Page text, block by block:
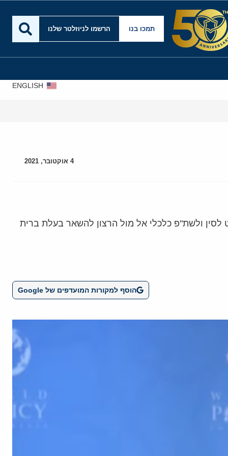
תמכו בנו הרשמו לניוזלטר שלנו
ENGLISH
4 אוקטובר, 2021
ולשת"פ כלכלי אל מול הרצון להשאר בעלת ברית
הוסף למקורות המועדפים של Google